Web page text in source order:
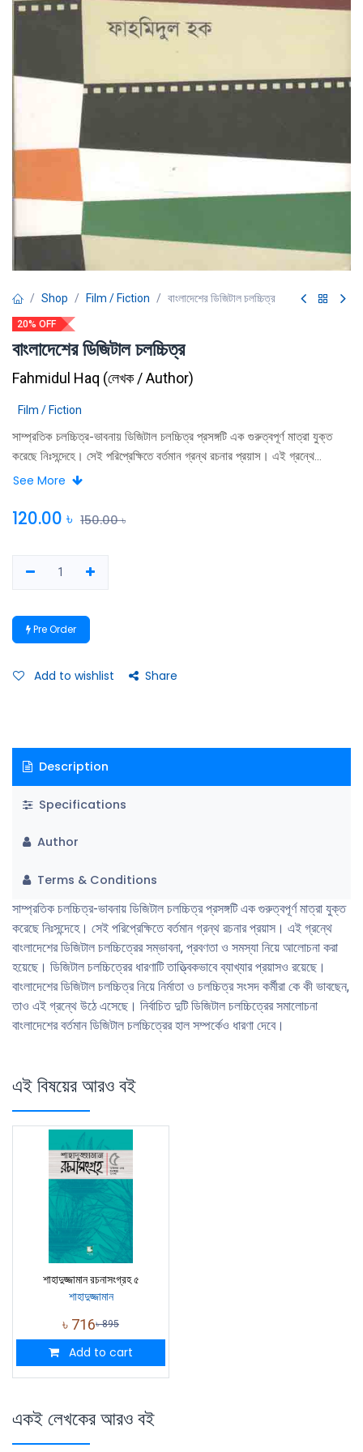
Shop Film / Fiction বাংলাদেশের ডিজিটাল চলচ্চিত্র
20% OFF
বাংলাদেশের ডিজিটাল চলচ্চিত্র
Fahmidul Haq (লেখক / Author)
Film / Fiction
সাম্প্রতিক চলচ্চিত্র-ভাবনায় ডিজিটাল চলচ্চিত্র প্রসঙ্গটি এক গুরুত্বপূর্ণ মাত্রা যুক্ত
করেছে নিঃসন্দেহে। সেই পরিপ্রেক্ষিতে বর্তমান গ্রন্থ রচনার প্রয়াস। এই গ্রন্থে
বাংলাদেশের ডিজিটাল চলচ্চিত্রের সম্ভাবনা, প্রবণতা ও সমস্যা নিয়ে আলোচনা করা
বাংলাদেশের ডিজিটাল চলচ্চিত্র নিয়ে নির্মাতা ও চলচ্চিত্র সংসদ কর্মীরা কে কী ভাবছেন,
See More
120.00 ৳ 150.00৳
Pre Order
Add to wishlist Share
Description
Specifications
Author
Terms & Conditions
সাম্প্রতিক চলচ্চিত্র-ভাবনায় ডিজিটাল চলচ্চিত্র প্রসঙ্গটি এক গুরুত্বপূর্ণ মাত্রা যুক্ত
করেছে নিঃসন্দেহে। সেই পরিপ্রেক্ষিতে বর্তমান গ্রন্থ রচনার প্রয়াস। এই গ্রন্থে
বাংলাদেশের ডিজিটাল চলচ্চিত্রের সম্ভাবনা, প্রবণতা ও সমস্যা নিয়ে আলোচনা করা
হয়েছে। ডিজিটাল চলচ্চিত্রের ধারণাটি তাত্ত্বিকভাবে ব্যাখ্যার প্রয়াসও রয়েছে।
বাংলাদেশের ডিজিটাল চলচ্চিত্র নিয়ে নির্মাতা ও চলচ্চিত্র সংসদ কর্মীরা কে কী ভাবছেন,
তাও এই গ্রন্থে উঠে এসেছে। নির্বাচিত দুটি ডিজিটাল চলচ্চিত্রের সমালোচনা
বাংলাদেশের বর্তমান ডিজিটাল চলচ্চিত্রের হাল সম্পর্কেও ধারণা দেবে।
এই বিষয়ের আরও বই
শাহাদুজ্জামান রচনাসংগ্রহ ৫
শাহাদুজ্জামান
৳ 716৳895
Add to cart
একই লেখকের আরও বই